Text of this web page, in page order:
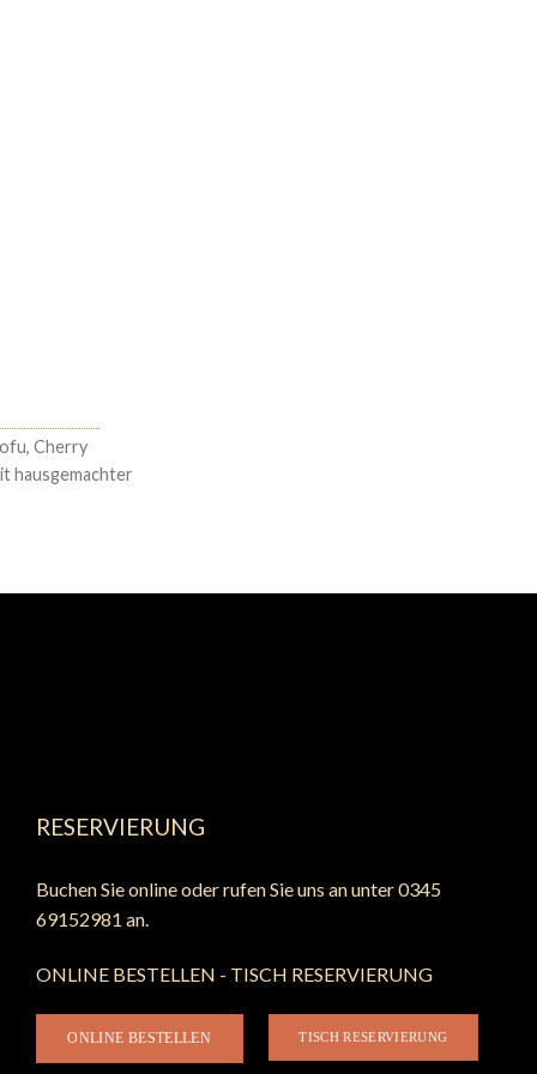
Cherry
hausgemachter
RESERVIERUNG
Buchen Sie online oder rufen Sie uns an unter 0345
69152981 an.
ONLINE BESTELLEN - TISCH RESERVIERUNG
ONLINE BESTELLEN TISCH RESERVIERUNG